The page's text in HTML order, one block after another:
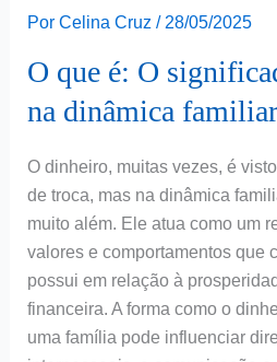
Por Celina Cruz / 28/05/2025
O que é: O
na dinâmica familiar
O dinheiro, muitas vezes, é
de troca, mas na dinâmica
muito além. Ele atua como um
valores e comportamentos que
possui em relação à
financeira. A forma como o
uma família pode influenciar